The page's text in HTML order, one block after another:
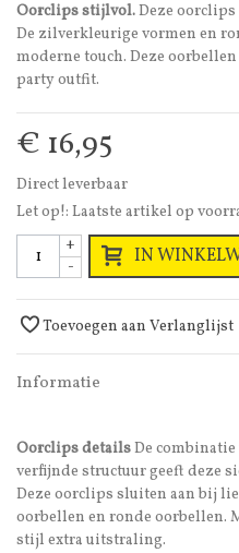
Oorclips stijlvol.Deze
De zilverkleurige vormen en
moderne touch. Deze
party outfit.
€ 16,95
Direct leverbaar
Let op!: Laatste artikel op
-
+ IN
Toevoegen aan Verlanglijst
Informatie
Oorclips detailsDe
verfijnde structuur geeft deze
Deze oorclips sluiten aan bij
oorbellen en ronde oorbellen.
stijl extra uitstraling.